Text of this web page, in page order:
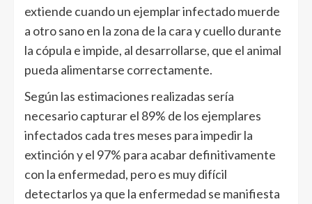
extiende cuando un ejemplar infectado muerde
a otro sano en la zona de la cara y cuello durante
la cópula e impide, al desarrollarse, que el animal
pueda alimentarse correctamente.
Según las estimaciones realizadas sería
necesario capturar el 89% de los ejemplares
infectados cada tres meses para impedir la
extinción y el 97% para acabar definitivamente
con la enfermedad, pero es muy difícil
detectarlos ya que la enfermedad se manifiesta